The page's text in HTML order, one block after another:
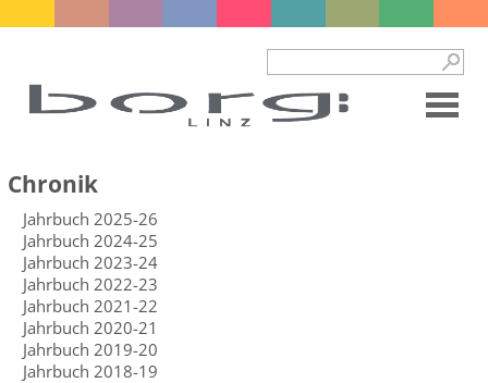
Chronik
Jahrbuch 2025-26
Jahrbuch 2024-25
Jahrbuch 2023-24
Jahrbuch 2022-23
Jahrbuch 2021-22
Jahrbuch 2020-21
Jahrbuch 2019-20
Jahrbuch 2018-19